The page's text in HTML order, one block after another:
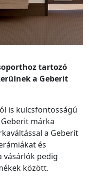
tartozó
a Geberit
is kulcsfontosságú
márka
a Geberit
és
vásárlók pedig
között.